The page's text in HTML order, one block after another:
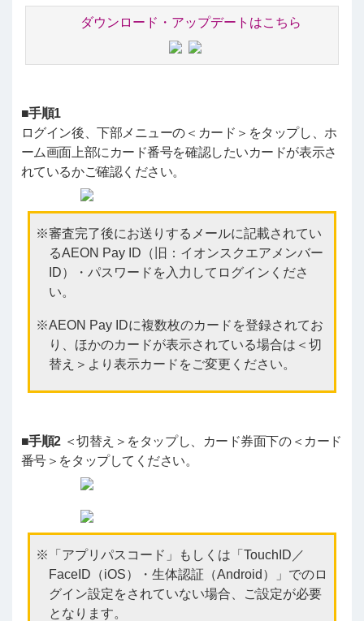
ダウンロード・アップデートはこちら
■手順1
ログイン後、下部メニューの＜カード＞をタップし、ホ
ーム画面上部にカード番号を確認したいカードが表示さ
れているかご確認ください。
審査完了後にお送りするメールに記載されてい
るAEON Pay ID（旧：イオンスクエアメンバー
ID）・パスワードを入力してログインくださ
い。
AEON Pay IDに複数枚のカードを登録されてお
り、ほかのカードが表示されている場合は＜切
替え＞より表示カードをご変更ください。
■手順2 ＜切替え＞をタップし、カード券面下の＜カード
番号＞をタップしてください。
「アプリパスコード」もしくは「TouchID／
FaceID（iOS）・生体認証（Android）」でのロ
グイン設定をされていない場合、ご設定が必要
となります。